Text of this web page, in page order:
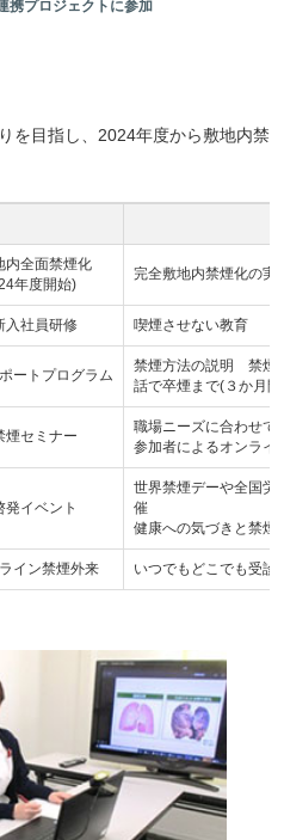
携プロジェクトに参加
を目指し、2024年度から敷地内禁
内全面禁煙化
年度開始)
完全敷地内禁煙化の実
入社員研修 喫煙させない教育
ートプログラム
禁煙方法の説明 禁煙
話で卒煙まで(３か月
煙セミナー
職場ニーズに合わせて
参加者によるオンライ
発イベント
世界禁煙デーや全国労
催
健康への気づきと禁煙
イン禁煙外来 いつでもどこでも受診